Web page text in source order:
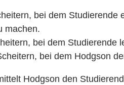
bei dem Studierende
machen.
bei dem Studierende
bei dem Hodgson
Hodgson den